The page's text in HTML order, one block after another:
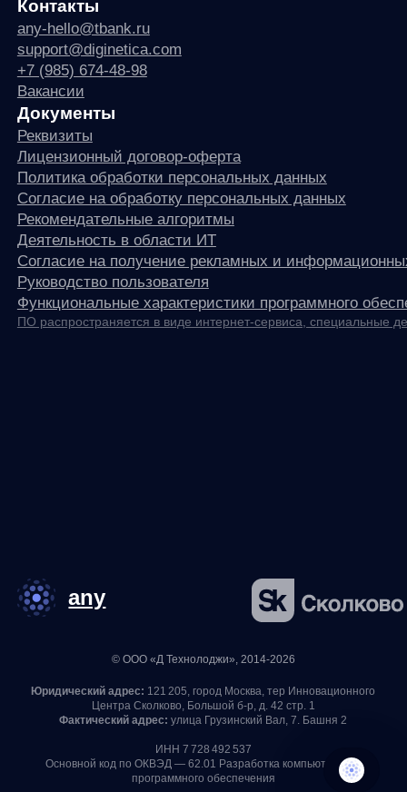
Юридический адрес:
121 205, город Москва, тер Инновационного
Центра Сколково, Большой б-р, д. 42 стр. 1
Фактический адрес:улица Грузинский Вал, 7. Башня 2
ИНН 7 728 492 537
программного обеспечения
any